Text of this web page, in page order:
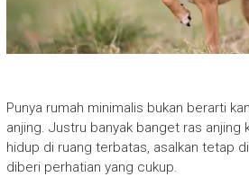
Punya rumah minimalis bukan berarti
anjing. Justru banyak banget ras
hidup di ruang terbatas, asalkan tetap
diberi perhatian yang cukup.